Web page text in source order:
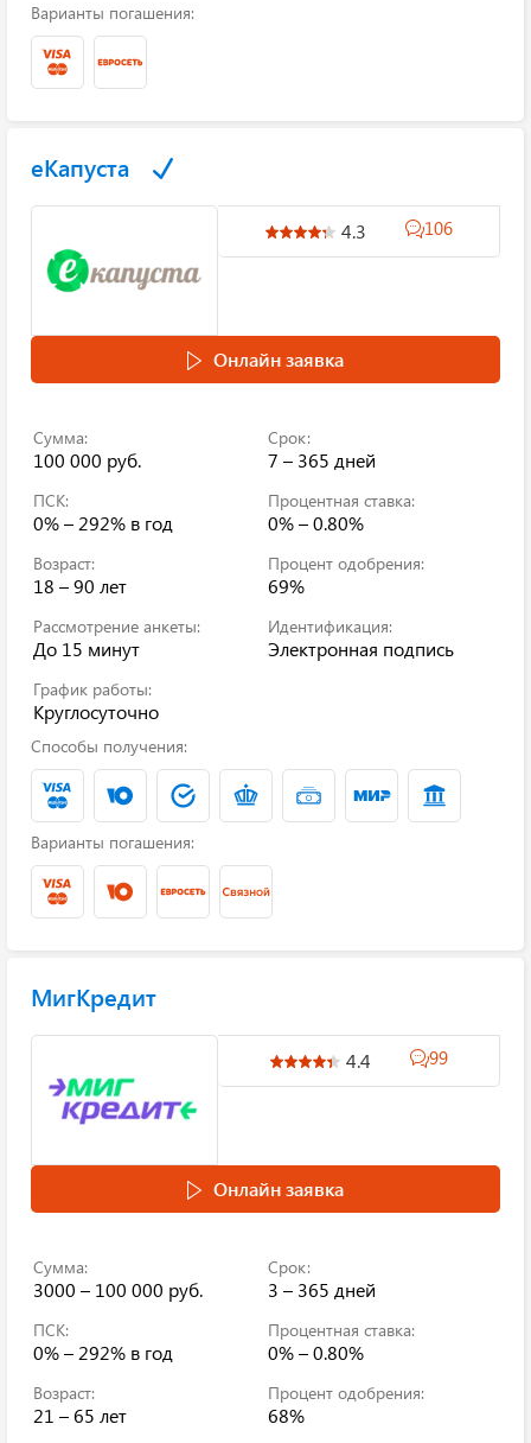
Варианты погашения:
еКапуста
4.3 106
Онлайн заявка
Сумма:
100 000 руб.
Срок:
7 – 365 дней
ПСК:
0% – 292% в год
Процентная ставка:
0% – 0.80%
Возраст:
18 – 90 лет
Процент одобрения:
69%
Рассмотрение анкеты:
До 15 минут
Идентификация:
Электронная подпись
График работы:
Круглосуточно
Способы получения:
Варианты погашения:
МигКредит
4.4 99
Онлайн заявка
Сумма:
3000 – 100 000 руб.
Срок:
3 – 365 дней
ПСК:
0% – 292% в год
Процентная ставка:
0% – 0.80%
Возраст:
21 – 65 лет
Процент одобрения:
68%